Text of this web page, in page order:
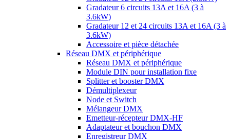
Gradateur 6 circuits 13A et 16A (3 à
3.6kW)
Gradateur 12 et 24 circuits 13A et 16A (3 à
3.6kW)
Accessoire et pièce détachée
Réseau DMX et périphérique
Réseau DMX et périphérique
Module DIN pour installation fixe
Splitter et booster DMX
Démultiplexeur
Node et Switch
Mélangeur DMX
Emetteur-récepteur DMX-HF
Adaptateur et bouchon DMX
Enregistreur DMX